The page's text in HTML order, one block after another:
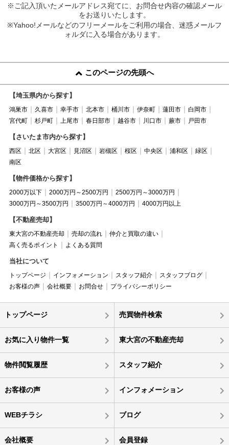
※ご記入頂いたメールアドレス宛てに、お問合せ内容の確認メール
をお送りいたします。
※Yahoo!メールなどのフリーメールをご利用の場合、迷惑メールフ
ォルダに入る場合があります。
このページの先頭へ
【埼玉県内から探す】
鴻巣市 久喜市 幸手市 北本市 桶川市 伊奈町 蓮田市
白岡市
宮代町
杉戸町 上尾市 春日部市 越谷市 川口市 蕨市 戸田市
【さいたま市内から探す】
西区 北区 大宮区 見沼区 岩槻区 桜区 中央区 浦和区
緑区
南区
【物件価格から探す】
2000万以下 2000万円～2500万円
2500万円～3000万円
3000万円～3500万円
3500万円～4000万円 4000万円以上
【不動産売却】
東大宮の不動産売却 売却の流れ
仲介と買取の違い
高く売るポイント
よくある質問
当社について
トップページ インフォメーション スタッフ紹介
スタッフブログ
お客様の声
会社概要 お問合せ プライバシーポリシー
トップページ 売買物件検索
お気に入り物件一覧 東大宮の不動産売却
物件閲覧履歴 スタッフ紹介
お客様の声 インフォメーション
WEBチラシ ブログ
会社概要 会員登録